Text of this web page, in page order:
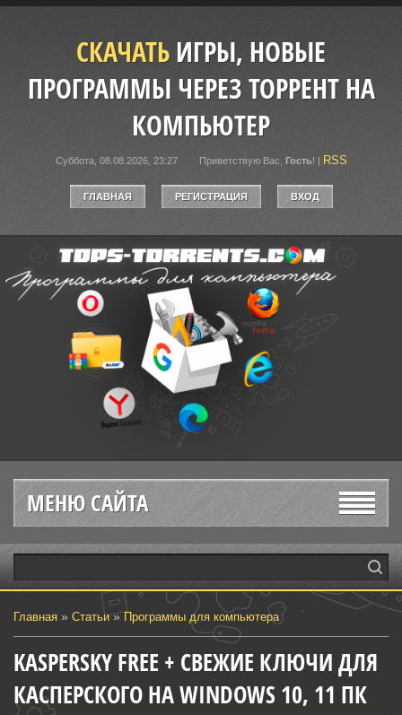
СКАЧАТЬИГРЫ, НОВЫЕ
ПРОГРАММЫ ЧЕРЕЗ ТОРРЕНТ НА
КОМПЬЮТЕР
Суббота, 08.08.2026, 23:27 Приветствую Вас Гость! | RSS
ГЛАВНАЯ РЕГИСТРАЦИЯ ВХОД
МЕНЮ САЙТА
Главная » Статьи»Программы для компьютера
KASPERSKY FREE + СВЕЖИЕ КЛЮЧИ ДЛЯ
КАСПЕРСКОГО НА WINDOWS 10, 11 ПК